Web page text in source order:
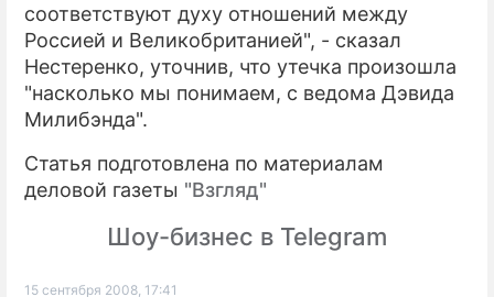
соответствуют духу отношений между
Россией и Великобританией", - сказал
Нестеренко, уточнив, что утечка произошла
"насколько мы понимаем, с ведома Дэвида
Милибэнда".
Статья подготовлена по материалам
деловой газеты "Взгляд"
Шоу-бизнес в Telegram
15 сентября 2008, 17:41